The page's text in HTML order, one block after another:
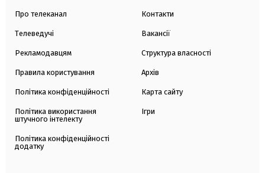
Про телеканал
Телеведучі
Рекламодавцям
Правила користування
Політика конфіденційності
Політика використання
штучного інтелекту
Політика конфіденційності
додатку
Контакти
Вакансії
Структура власності
Архів
Карта сайту
Ігри